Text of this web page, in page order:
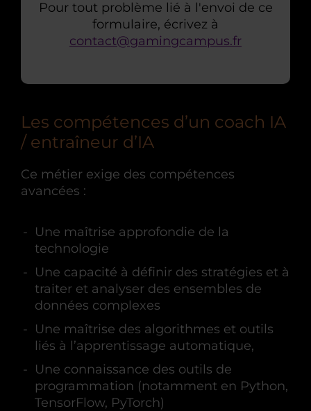
Pour tout problème lié à l'envoi de ce
formulaire, écrivez à
contact@gamingcampus.fr
Les compétences d’un coach IA
/ entraîneur d’IA
Ce métier exige des compétences
avancées :
Une maîtrise approfondie de la
technologie
Une capacité à définir des stratégies et à
traiter et analyser des ensembles de
données complexes
Une maîtrise des algorithmes et outils
liés à l’apprentissage automatique,
Une connaissance des outils de
programmation (notamment en Python,
TensorFlow, PyTorch)